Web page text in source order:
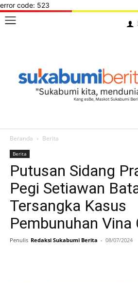
error code: 523
Beranda Berita
Berita
Putusan Sidang
Pegi Setiawan
Tersangka Kasus
Pembunuhan Vina
Penulis Redaksi Sukabumi Berita - 08/07/2024